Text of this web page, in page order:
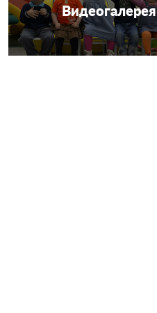
Видеогалерея